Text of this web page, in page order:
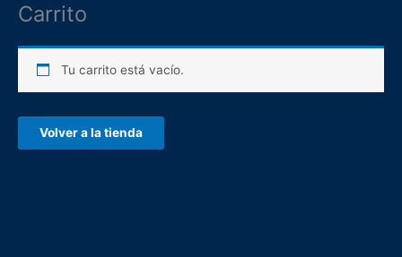
Carrito
Tu carrito está vacío.
Volver a la tienda